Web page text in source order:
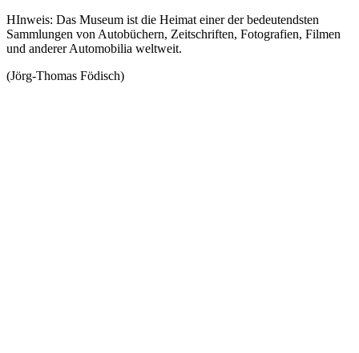
HInweis: Das Museum ist die Heimat einer der bedeutendsten
Sammlungen von Autobüchern, Zeitschriften, Fotografien, Filmen
und anderer Automobilia weltweit.
(Jörg-Thomas Födisch)